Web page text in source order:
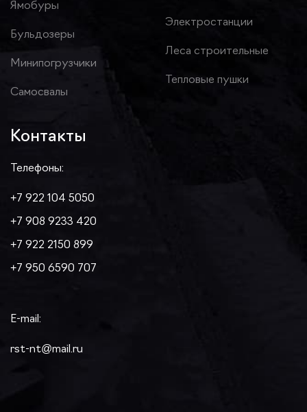
Ямобуры
Бульдозеры
Минипогрузчики
Самосвалы
Электростанции
Леса строительные
Тепловые пушки
Контакты
Телефоны:
+7 922 104 5050
+7 908 9233 420
+7 922 2150 899
+7 950 6590 707
E-mail:
rst-nt@mail.ru